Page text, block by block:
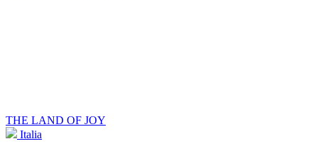
THE LAND OF JOY
Italia